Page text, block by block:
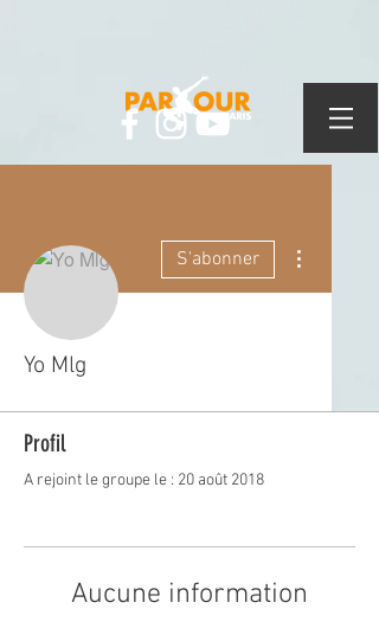
S'abonner
Yo Mlg
Profil
A rejoint le groupe le : 20 août 2018
Aucune information